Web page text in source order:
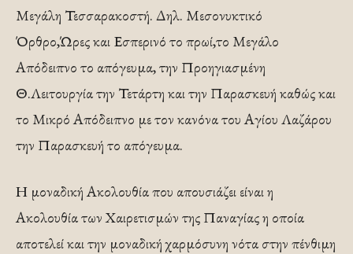
Μεγάλη Τεσσαρακοστή. Δηλ. Μεσονυκτικό
Όρθρο,Ώρες και Εσπερινό το πρωί,το Μεγάλο
Απόδειπνο το απόγευμα, την Προηγιασμένη
Θ.Λειτουργία την Τετάρτη και την Παρασκευή καθώς και
το Μικρό Απόδειπνο με τον κανόνα του Αγίου Λαζάρου
την Παρασκευή το απόγευμα.
Η μοναδική Ακολουθία που απουσιάζει είναι η
Ακολουθία των Χαιρετισμών της Παναγίας η οποία
αποτελεί και την μοναδική χαρμόσυνη νότα στην πένθιμη